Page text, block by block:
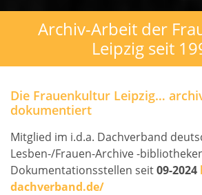
Archiv-Arbeit der
Leipzig seit
Die Frauenkultur Leipzig…
dokumentiert
Mitglied im i.d.a. Dachverband
Lesben-/Frauen-Archive -
Dokumentationsstellen seit09-2024
dachverband.de/